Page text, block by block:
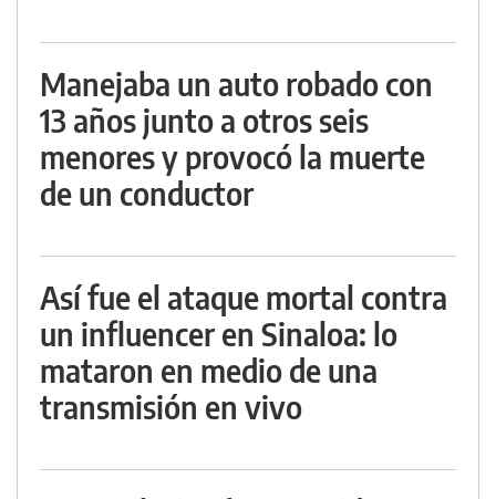
Manejaba un auto robado con
13 años junto a otros seis
menores y provocó la muerte
de un conductor
Así fue el ataque mortal contra
un influencer en Sinaloa: lo
mataron en medio de una
transmisión en vivo